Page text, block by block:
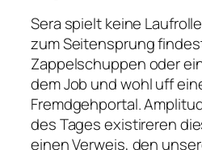
Sera spielt keine
zum Seitensprung
Zappelschuppen oder
dem Job und wohl uff
Fremdgehportal.
des Tages existireren
einen Verweis, den